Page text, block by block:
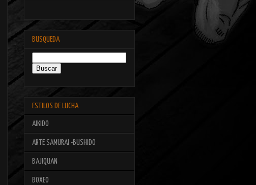
BUSQUEDA
ESTILOS DE LUCHA
AIKIDO
ARTE SAMURAI -BUSHIDO
BAJIQUAN
BOXEO